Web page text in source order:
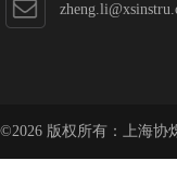
©2026 版权所有：上海协